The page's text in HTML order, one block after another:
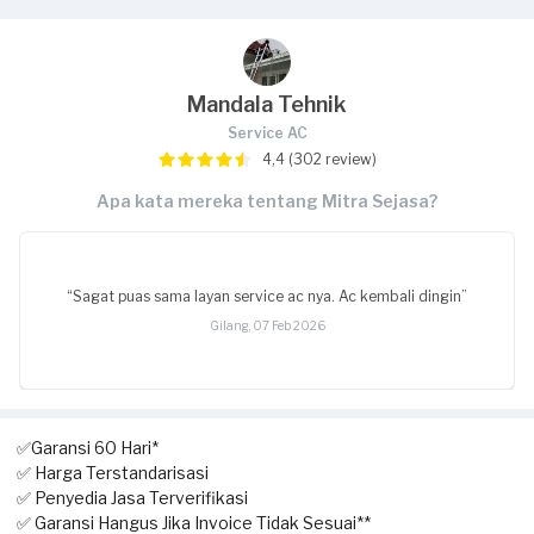
Mandala Tehnik
Service AC
4,4 (302 review)
Apa kata mereka tentang Mitra Sejasa?
“Sagat puas sama layan service ac nya. Ac kembali dingin”
Gilang, 07 Feb 2026
✅Garansi 60 Hari*
✅ Harga Terstandarisasi
✅ Penyedia Jasa Terverifikasi
✅ Garansi Hangus Jika Invoice Tidak Sesuai**